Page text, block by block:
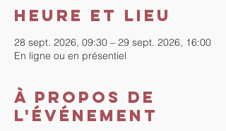
Heure et lieu
28 sept. 2026, 09:30 – 29 sept. 2026, 16:00
En ligne ou en présentiel
À propos de
l'événement